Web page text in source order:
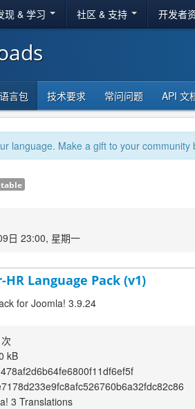
现 & 学习 社区 & 支持 开发者
语言包 技术要求 常问问题 API 文
language. Make a gift to your community
日 23:00, 星期一
Language Pack (v1)
for Joomla! 3.9.24
kB
3 Translations